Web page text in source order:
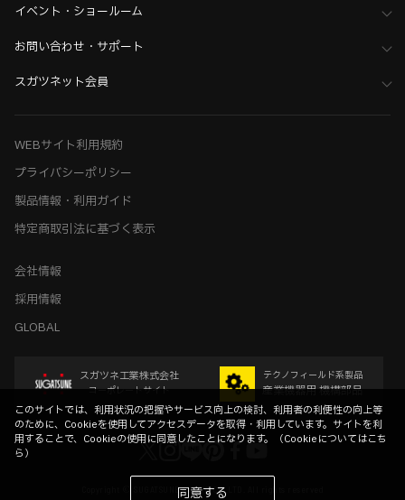
イベント・ショールーム
お問い合わせ・サポート
スガツネット会員
WEBサイト利用規約
プライバシーポリシー
製品情報・利用ガイド
特定商取引法に基づく表示
会社情報
採用情報
GLOBAL
スガツネ工業株式会社
コーポレートサイト
テクノフィールド系製品
産業機器用 機構部品
Copyright © SUGATSUNE KOGYO CO.,LTD. All rights reserved
このサイトでは、利用状況の把握やサービス向上の検討、利用者の利便性の向上等
のために、Cookieを使用してアクセスデータを取得・利用しています。サイトを利
用することで、Cookieの使用に同意したことになります。（Cookieについてはこち
ら）
同意する